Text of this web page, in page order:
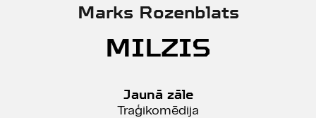
Marks Rozenblats
MILZIS
Jaunā zāle
Traģikomēdija